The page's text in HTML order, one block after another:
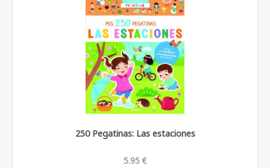
250 Pegatinas: Las estaciones
5.95 €